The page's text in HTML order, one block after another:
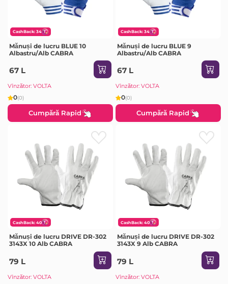
CashBack: 34
Mănuși de lucru BLUE 10
Albastru/Alb CABRA
67 L
Vînzător: VOLTA
0(0)
Cumpără Rapid
CashBack: 34
Mănuși de lucru BLUE 9
Albastru/Alb CABRA
67 L
Vînzător: VOLTA
0(0)
Cumpără Rapid
CashBack: 40
Mănuși de lucru DRIVE DR-302
3143X 10 Alb CABRA
79 L
Vînzător: VOLTA
CashBack: 40
Mănuși de lucru DRIVE DR-302
3143X 9 Alb CABRA
79 L
Vînzător: VOLTA